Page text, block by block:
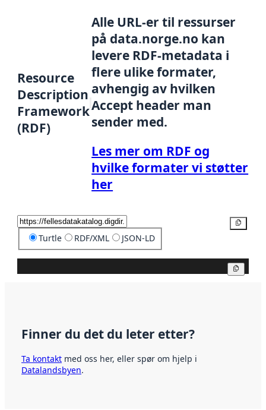
Resource
Description
Framework
(RDF)
Alle URL-er til ressurser
på data.norge.no kan
levere RDF-metadata i
flere ulike formater,
avhengig av hvilken
Accept header man
sender med.
Les mer om RDF og
hvilke formater vi støtter
her
Turtle RDF/XML JSON-LD
Finner du det du leter etter?
Ta kontakt med oss her, eller spør om hjelp i
Datalandsbyen.